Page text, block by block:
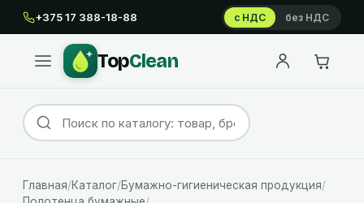
+375 17 388-18-88 с НДС без НДС
TopClean
Главная/Каталог/Бумажно-гигиеническая продукция/